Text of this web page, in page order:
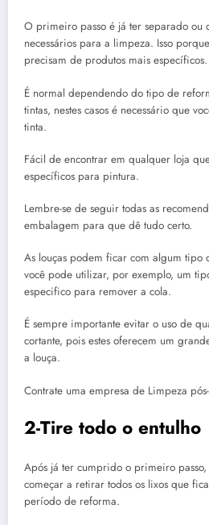
O primeiro passo é já ter separado ou
necessários para a limpeza. Isso
precisam de produtos mais específicos.
É normal dependendo do tipo de
tintas, nestes casos é necessário que
tinta.
Fácil de encontrar em qualquer loja
específicos para pintura.
Lembre-se de seguir todas as
embalagem para que dê tudo certo.
As louças podem ficar com algum tipo
você pode utilizar, por exemplo, um
especifico para remover a cola.
É sempre importante evitar o uso de
cortante, pois estes oferecem um
a louça.
Contrate uma empresa de Limpeza
2-Tire todo o entulho
Após já ter cumprido o primeiro
começar a retirar todos os lixos que
período de reforma.